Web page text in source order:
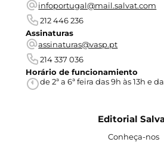
infoportugal@mail.salvat.com
212 446 236
Assinaturas
assinaturas@vasp.pt
214 337 036
Horário de funcionamiento
de 2ª a 6ª feira das 9h às 13h e
Editorial
Conheça-nos